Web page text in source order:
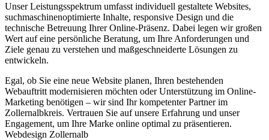
Unser Leistungsspektrum umfasst individuell gestaltete Websites,
suchmaschinenoptimierte Inhalte, responsive Design und die
technische Betreuung Ihrer Online-Präsenz. Dabei legen wir großen
Wert auf eine persönliche Beratung, um Ihre Anforderungen und
Ziele genau zu verstehen und maßgeschneiderte Lösungen zu
entwickeln.
Egal, ob Sie eine neue Website planen, Ihren bestehenden
Webauftritt modernisieren möchten oder Unterstützung im Online-
Marketing benötigen – wir sind Ihr kompetenter Partner im
Zollernalbkreis. Vertrauen Sie auf unsere Erfahrung und unser
Engagement, um Ihre Marke online optimal zu präsentieren.
Webdesign Zollernalb